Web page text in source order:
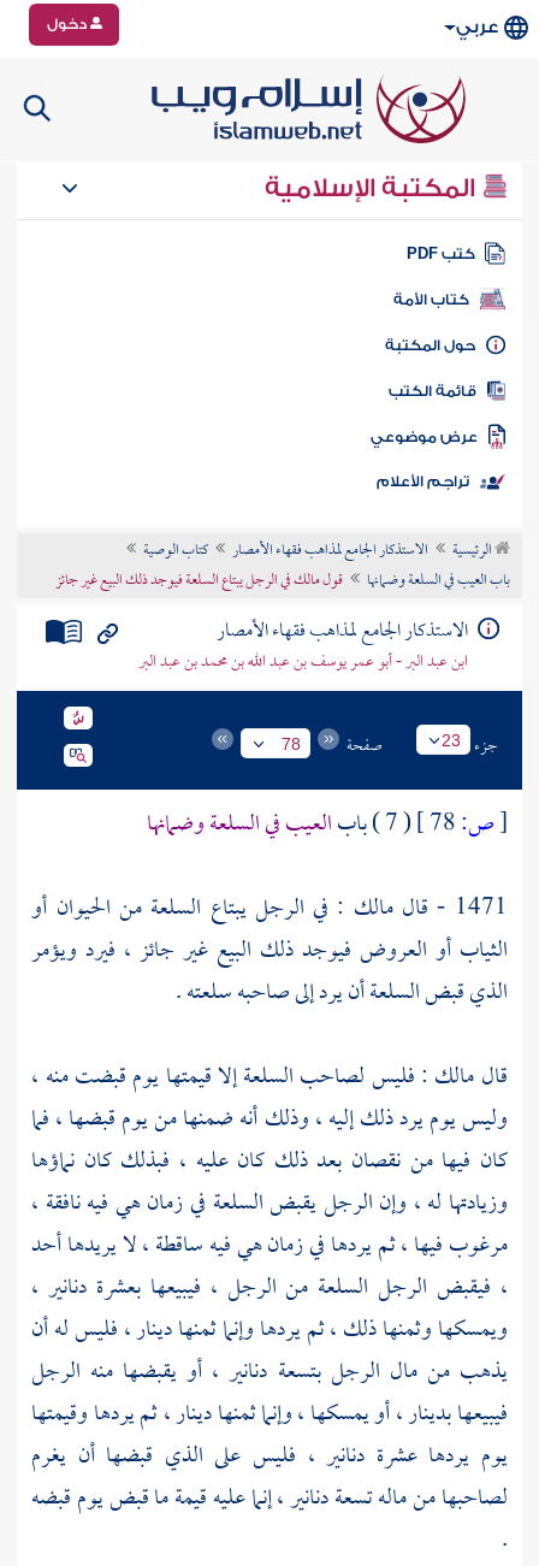
عربي دخول
المكتبة الإسلامية
كتب PDF
كتاب الأمة
المكتبة
الكتب
موضوعي
تراجم الأعلام
الرئيسية الاستذكار الجامع لمذاهب فقهاء الأمصار
كتاب الوصية
باب العيب في السلعة وضمانها
قول مالك في الرجل يبتاع السلعة فيوجد ذلك البيع غير جائز
الاستذكار الجامع لمذاهب فقهاء الأمصار
ابن عبد البر - أبو عمر يوسف بن عبد الله بن محمد بن عبد البر
جزء 23 صفحة 78
[ص: ( 7 ) باب
العيب في السلعة وضمانها
1471 - قال
مالك : في الرجل يبتاع السلعة من الحيوان أو
الثياب أو العروض فيوجد ذلك البيع غير جائز ، فيرد ويؤمر
الذي قبض السلعة أن يرد إلى صاحبه سلعته .
قالمالك : فليس لصاحب السلعة إلا قيمتها يوم قبضت منه ،
وليس يوم يرد ذلك إليه ، وذلك أنه ضمنها من يوم قبضها ، فما
كان فيها من نقصان بعد ذلك كان عليه ، فبذلك كان نماؤها
وزيادتها له ، وإن الرجل يقبض السلعة في زمان هي فيه نافقة ،
مرغوب فيها ، ثم يردها في زمان هي فيه ساقطة ، لا يريدها أحد
، فيقبض الرجل السلعة من الرجل ، فيبيعها بعشرة دنانير ،
ويمسكها وثمنها ذلك ، ثم يردها وإنما ثمنها دينار ، فليس له أن
يذهب من مال الرجل بتسعة دنانير ، أو يقبضها منه الرجل
فيبيعها بدينار ، أو يمسكها ، وإنما ثمنها دينار ، ثم يردها وقيمتها
يوم يردها عشرة دنانير ، فليس على الذي قبضها أن يغرم
لصاحبها من ماله تسعة دنانير ، إنما عليه قيمة ما قبض يوم قبضه
.